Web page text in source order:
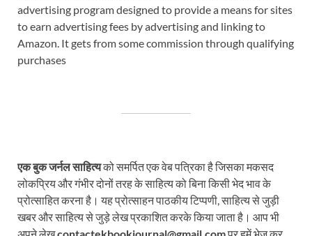
advertising program designed to provide a means for sites
to earn advertising fees by advertising and linking to
Amazon. It gets from some commission through qualifying
purchases
एक बुक जर्नल साहित्यको समर्पित एक वेब पत्रिका है जिसका मकसद
लोकप्रिय और गंभीर दोनों तरह के साहित्य को बिना किसी भेद भाव के
प्रोत्साहित करना है। यह प्रोत्साहन पाठकीय टिप्पणी, साहित्य से जुड़ी
खबर और साहित्य से जुड़े लेख प्रकाशित करके किया जाता है। आप भी